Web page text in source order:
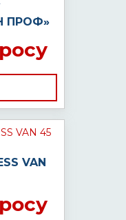
ПРОФ»
VAN